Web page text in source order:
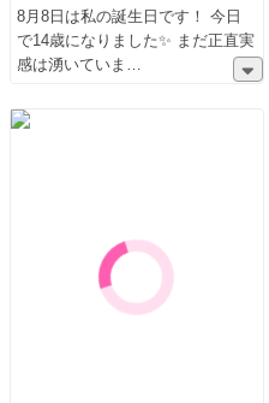
8月8日は私の誕生日です！ 今日
で14歳になりました✨ まだ正直実
感は湧いていま